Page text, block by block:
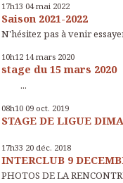
17h13 04 mai 2022
Saison 2021-2022
N'hésitez pas à venir
10h12 14 mars 2020
stage du 15 mars 2020
...
08h10 09 oct. 2019
STAGE DE LIGUE
17h33 20 déc. 2018
INTERCLUB 9
PHOTOS DE LA